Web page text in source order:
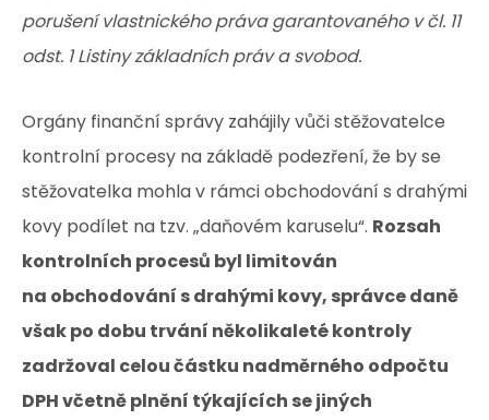
porušení vlastnického práva garantovaného v čl. 11
odst. 1 Listiny základních práv a svobod.
Orgány finanční správy zahájily vůči stěžovatelce
kontrolní procesy na základě podezření, že by se
stěžovatelka mohla v rámci obchodování s drahými
kovy podílet na tzv. „daňovém karuselu“. Rozsah
kontrolních procesů byl limitován
na obchodování s drahými kovy, správce daně
však po dobu trvání několikaleté kontroly
zadržoval celou částku nadměrného odpočtu
DPH včetně plnění týkajících se jiných